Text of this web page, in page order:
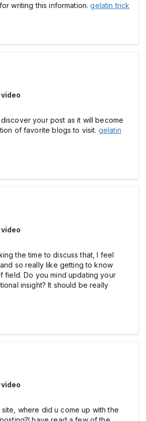
writing this information.gelatin trick
your post as it will become
of favorite blogs to visit. gelatin
the time to discuss that, I feel
so really like getting to know
field. Do you mind updating your
insight? It should be really
where did u come up with the